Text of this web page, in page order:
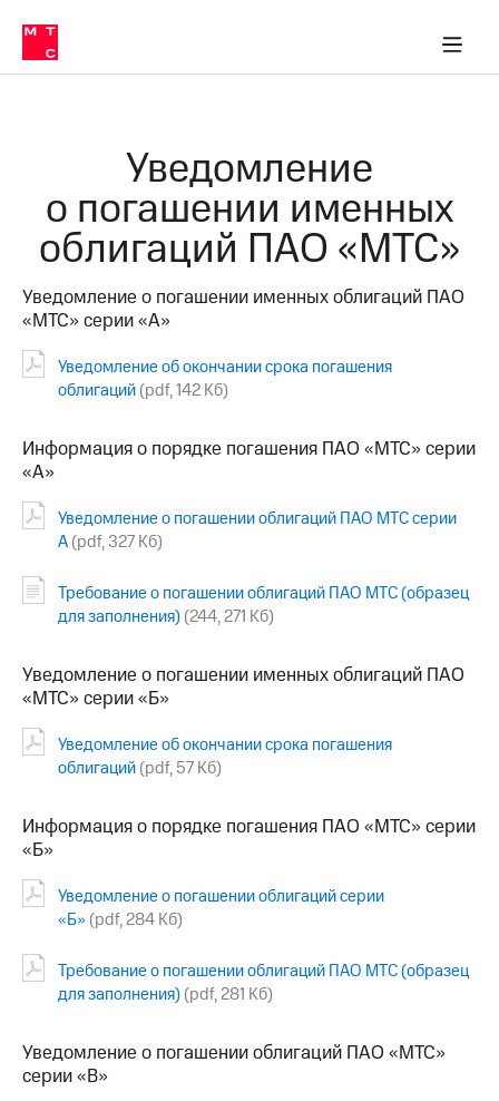
Медиа-центр
и акционерам
Устойчивое развитие
Комплаенс и деловая этика
компании
Карьера
в МТС
История
компании
региона
информация
Медиа-центр
МТС
о технологиях
Достижения
Финансовая
отчетность
Контакты
и акционерам
управление
Раскрытие
информации
акционерам
Документы
ПАО
в МТС
Пресс-
релизы
МТС
Уведомление
о погашении именных
облигаций ПАО «МТС»
Уведомление о погашении именных облигаций ПАО
«МТС» серии «А»
Уведомление об окончании срока погашения
облигаций(pdf, 142 Кб)
Информация о порядке погашения ПАО «МТС» серии
«А»
Уведомление о погашении облигаций ПАО МТС серии
А(pdf, 327 Кб)
Требование о погашении облигаций ПАО МТС (образец
для заполнения)(244, 271 Кб)
Уведомление о погашении именных облигаций ПАО
«МТС» серии «Б»
Уведомление об окончании срока погашения
облигаций(pdf, 57 Кб)
Информация о порядке погашения ПАО «МТС» серии
«Б»
Уведомление о погашении облигаций серии
«Б» (pdf, 284 Кб)
Требование о погашении облигаций ПАО МТС (образец
для заполнения)(pdf, 281 Кб)
Уведомление о погашении облигаций ПАО «МТС»
серии «В»